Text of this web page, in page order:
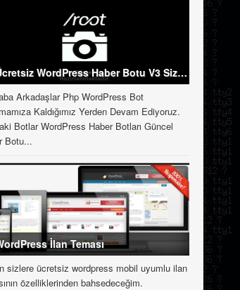
WordPress Haber Botu V3 Sizlerle
Arkadaşlar Php WordPress Bot
Kaldığımız Yerden Devam Ediyoruz.
Botlar WordPress Haber Botları Güncel
Botu...
İlan Teması
sizlere ücretsiz wordpress mobil uyumlu ilan
özelliklerinden bahsedeceğim.